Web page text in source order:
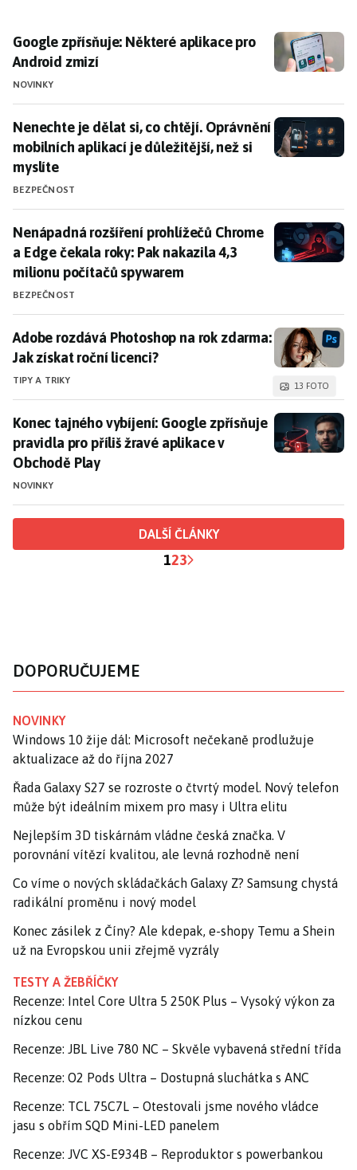
Google zpřísňuje: Některé aplikace pro Android zmizí
Google zpřísňuje: Některé aplikace pro
Android zmizí
NOVINKY
Nenechte je dělat si, co chtějí. Oprávnění mobilních
Nenechte je dělat si, co chtějí. Oprávnění
mobilních aplikací je důležitější, než si
myslíte
BEZPEČNOST
Nenápadná rozšíření prohlížečů Chrome a Edge
Nenápadná rozšíření prohlížečů Chrome
a Edge čekala roky: Pak nakazila 4,3
milionu počítačů spywarem
BEZPEČNOST
Adobe rozdává Photoshop na rok zdarma: Jak získat
Adobe rozdává Photoshop na rok zdarma:
Jak získat roční licenci?
TIPY A TRIKY 13 FOTO
Konec tajného vybíjení: Google zpřísňuje pravidla
Konec tajného vybíjení: Google zpřísňuje
pravidla pro příliš žravé aplikace v
Obchodě Play
NOVINKY
DALŠÍ ČLÁNKY
123
DOPORUČUJEME
NOVINKY
Windows 10 žije dál: Microsoft nečekaně prodlužuje
aktualizace až do října 2027
Řada Galaxy S27 se rozroste o čtvrtý model. Nový telefon
může být ideálním mixem pro masy i Ultra elitu
Nejlepším 3D tiskárnám vládne česká značka. V
porovnání vítězí kvalitou, ale levná rozhodně není
Co víme o nových skládačkách Galaxy Z? Samsung chystá
radikální proměnu i nový model
Konec zásilek z Číny? Ale kdepak, e-shopy Temu a Shein
už na Evropskou unii zřejmě vyzrály
TESTY A ŽEBŘÍČKY
Recenze: Intel Core Ultra 5 250K Plus – Vysoký výkon za
nízkou cenu
Recenze: JBL Live 780 NC – Skvěle vybavená střední třída
Recenze: O2 Pods Ultra – Dostupná sluchátka s ANC
Recenze: TCL 75C7L – Otestovali jsme nového vládce
jasu s obřím SQD Mini-LED panelem
Recenze: JVC XS-E934B – Reproduktor s powerbankou